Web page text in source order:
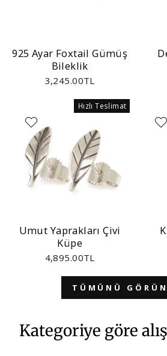
925 Ayar Foxtail Gümüş
Bileklik
3,245.00TL
Hızlı Teslimat
Umut Yaprakları Çivi
Küpe
4,895.00TL
TÜMÜNÜ
Kategoriye göre